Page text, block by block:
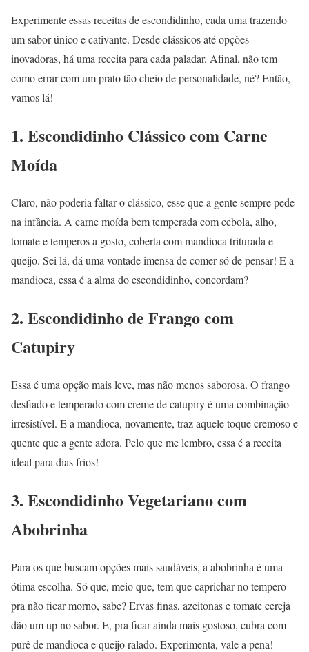
Experimente essas receitas de escondidinho, cada uma trazendo
um sabor único e cativante. Desde clássicos até opções
inovadoras, há uma receita para cada paladar. Afinal, não tem
como errar com um prato tão cheio de personalidade, né? Então,
vamos lá!
1. Escondidinho Clássico com Carne
Moída
Claro, não poderia faltar o clássico, esse que a gente sempre pede
na infância. A carne moída bem temperada com cebola, alho,
tomate e temperos a gosto, coberta com mandioca triturada e
queijo. Sei lá, dá uma vontade imensa de comer só de pensar! E a
mandioca, essa é a alma do escondidinho, concordam?
2. Escondidinho de Frango com
Catupiry
Essa é uma opção mais leve, mas não menos saborosa. O frango
desfiado e temperado com creme de catupiry é uma combinação
irresistível. E a mandioca, novamente, traz aquele toque cremoso e
quente que a gente adora. Pelo que me lembro, essa é a receita
ideal para dias frios!
3. Escondidinho Vegetariano com
Abobrinha
Para os que buscam opções mais saudáveis, a abobrinha é uma
ótima escolha. Só que, meio que, tem que caprichar no tempero
pra não ficar morno, sabe? Ervas finas, azeitonas e tomate cereja
dão um up no sabor. E, pra ficar ainda mais gostoso, cubra com
purê de mandioca e queijo ralado. Experimenta, vale a pena!